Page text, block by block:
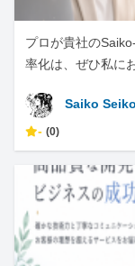
プロが貴社の
率化は、ぜひ私に
Saiko Seiko
- (0)